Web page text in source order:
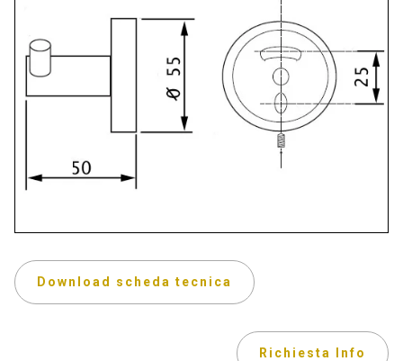
Download scheda tecnica
Richiesta Info